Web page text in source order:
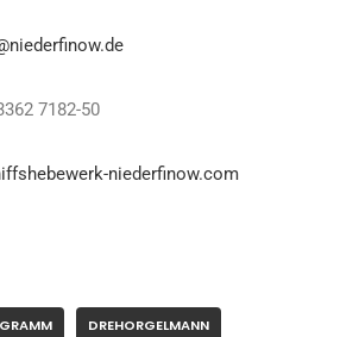
7182-50
niederfinow.com
DREHORGELMANN